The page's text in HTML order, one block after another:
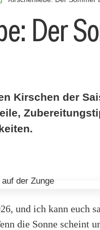
Der
Kirschen der
und ich kann euch
die Sonne scheint